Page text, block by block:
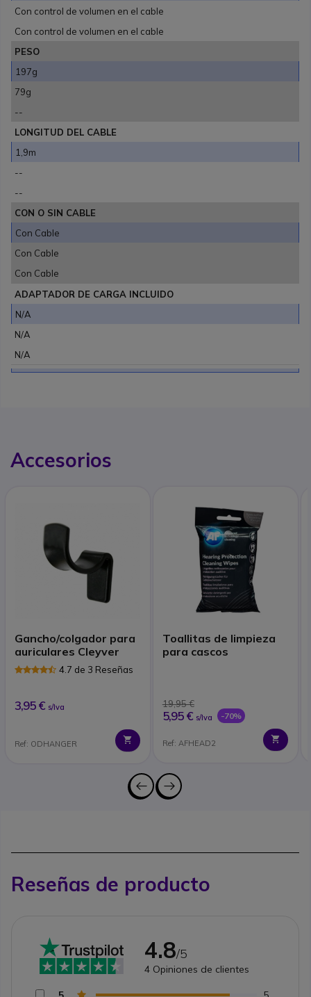
Con control de volumen en el cable
Con control de volumen en el cable
PESO
197g
79g
--
LONGITUD DEL CABLE
1,9m
--
--
CON O SIN CABLE
Con Cable
Con Cable
Con Cable
ADAPTADOR DE CARGA INCLUIDO
N/A
N/A
N/A
Accesorios
Gancho/colgador para
auriculares Cleyver
4.7 de 3 Reseñas
3,95 € s/Iva
Ref: ODHANGER
Toallitas de limpieza
para cascos
19,95 €
5,95 € s/Iva -70%
Ref: AFHEAD2
Reseñas de producto
4.8/5
4 Opiniones de clientes